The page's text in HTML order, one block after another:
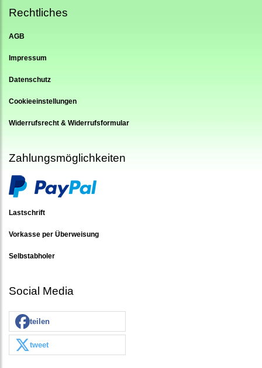
Rechtliches
AGB
Impressum
Datenschutz
Cookieeinstellungen
Widerrufsrecht & Widerrufsformular
Zahlungsmöglichkeiten
Lastschrift
Vorkasse per Überweisung
Selbstabholer
Social Media
teilen
tweet